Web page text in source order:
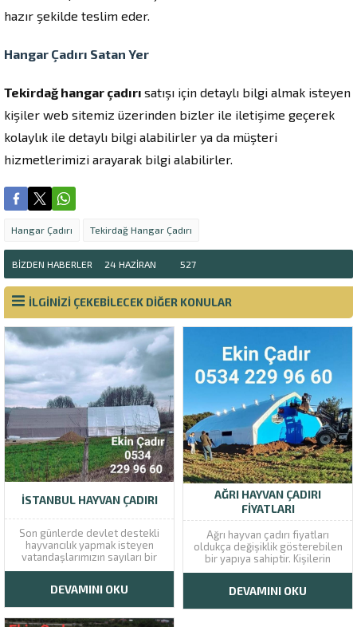
hazır şekilde teslim eder.
Hangar Çadırı Satan Yer
Tekirdağ hangar çadırı satışı için detaylı bilgi almak isteyen
kişiler web sitemiz üzerinden bizler ile iletişime geçerek
kolaylık ile detaylı bilgi alabilirler ya da müşteri
hizmetlerimizi arayarak bilgi alabilirler.
Hangar Çadırı Tekirdağ Hangar Çadırı
BIZDEN HABERLER 24 HAZIRAN 527
İLGİNİZİ ÇEKEBİLECEK DİĞER KONULAR
İSTANBUL HAYVAN ÇADIRI
Son günlerde devlet destekli
hayvancılık yapmak isteyen
vatandaşlarımızın sayıları bir
hayli artmaya başladı.
çalışma alanı olması, bu ilginin
nedenleri arasında yer alıyor.
Ancak bu işte başarılı
DEVAMINI OKU
AĞRI HAYVAN ÇADIRI
FIYATLARI
Ağrı hayvan çadırı fiyatları
oldukça değişiklik gösterebilen
bir yapıya sahiptir. Kişilerin
ihtiyacı olan çadır türü,
göre değişiklik göstermektedir.
Örneğin büyükbaş hayvan
DEVAMINI OKU